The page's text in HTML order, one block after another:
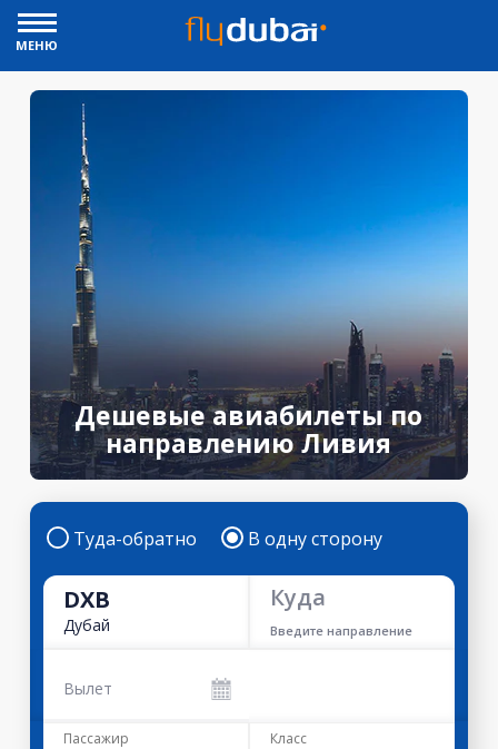
МЕНЮ
Дешевые авиабилеты по
направлению Ливия
Туда-обратно В одну сторону
DXB
Дубай
Куда
Введите направление
Вылет
Пассажир Класс